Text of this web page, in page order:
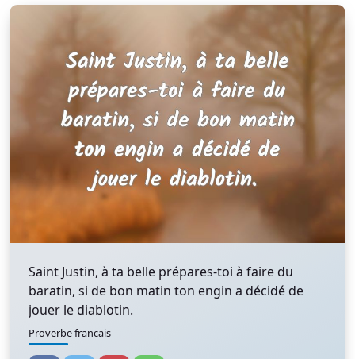
Saint Justin, à ta belle prépares-toi à faire du
baratin, si de bon matin ton engin a décidé de
jouer le diablotin.
Proverbe francais